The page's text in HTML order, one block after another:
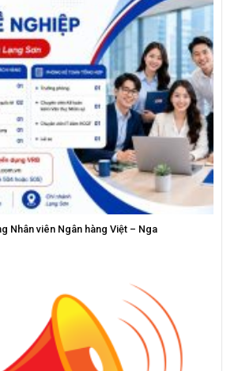
Nhân viên Ngân hàng Việt – Nga